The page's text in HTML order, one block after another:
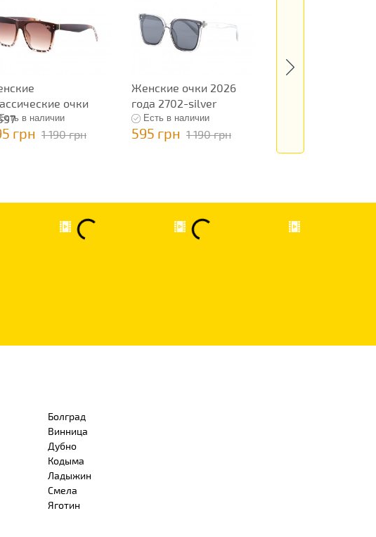
очки
в наличии
грн 1 190 грн
Женские очки 2026
года 2702-silver
Есть в наличии
595 грн 1 190 грн
Болград
Винница
Дубно
Кодыма
Ладыжин
Смела
Яготин